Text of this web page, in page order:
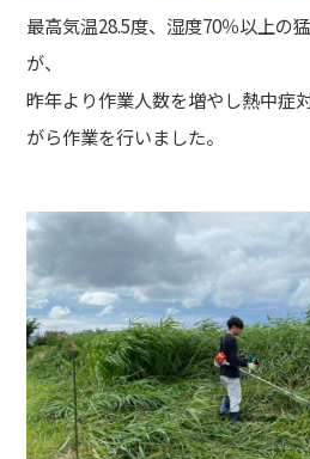
最高気温28.5度、湿度70％以上の
が、
昨年より作業人数を増やし熱中症
がら作業を行いました。